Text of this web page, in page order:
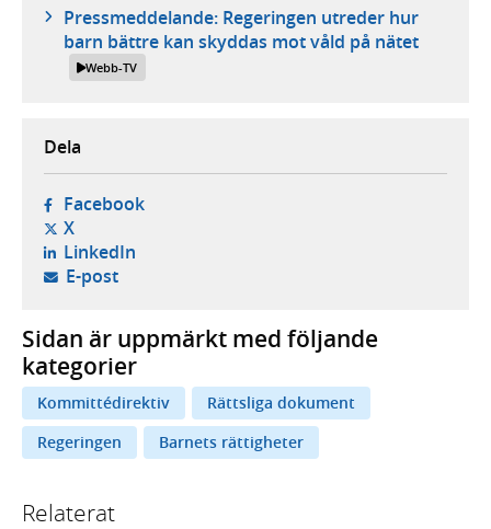
Pressmeddelande: Regeringen utreder hur
barn bättre kan skyddas mot våld på nätet
Webb-TV
Dela
Facebook- öppnas i ny flik, extern webbplats,
X- öppnas i ny flik, extern webbplats,
LinkedIn- öppnas i ny flik, extern webbplats,
E-post- öppnar din e-postklient,
Sidan är uppmärkt med följande
kategorier
Kommittédirektiv
Rättsliga dokument
Regeringen
Barnets rättigheter
Relaterat